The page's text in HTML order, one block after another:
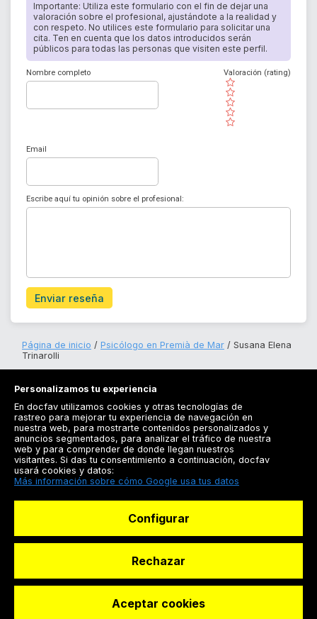
Importante: Utiliza este formulario con el fin de dejar una
valoración sobre el profesional, ajustándote a la realidad y
con respeto. No utilices este formulario para solicitar una
cita. Ten en cuenta que los datos introducidos serán
públicos para todas las personas que visiten este perfil.
Nombre completo
( )
( )
( )
( )
( )
Valoración (rating)
Email
Escribe aquí tu opinión sobre el profesional:
Enviar reseña
Página de inicio Psicólogo en Premià de Mar
Susana Elena
Trinarolli
Registrarse
Docfav
© Dashboard Technologies S.L
Personalizamos tu experiencia
En docfav utilizamos cookies y otras tecnologías de
rastreo para mejorar tu experiencia de navegación en
nuestra web, para mostrarte contenidos personalizados y
anuncios segmentados, para analizar el tráfico de nuestra
web y para comprender de donde llegan nuestros
visitantes. Si das tu consentimiento a continuación, docfav
usará cookies y datos:
Más información sobre cómo Google usa tus datos
Configurar
Rechazar
Aceptar cookies